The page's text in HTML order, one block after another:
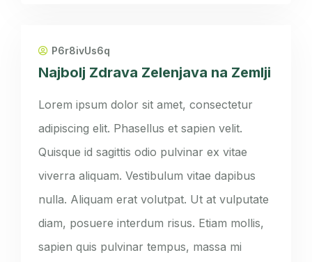
P6r8ivUs6q
Najbolj Zdrava Zelenjava na Zemlji
Lorem ipsum dolor sit amet, consectetur
adipiscing elit. Phasellus et sapien velit.
Quisque id sagittis odio pulvinar ex vitae
viverra aliquam. Vestibulum vitae dapibus
nulla. Aliquam erat volutpat. Ut at vulputate
diam, posuere interdum risus. Etiam mollis,
sapien quis pulvinar tempus, massa mi